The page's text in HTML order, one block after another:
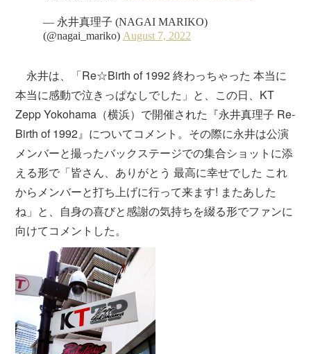
永井は、「Re☆Birth of 1992 終わっちゃった 本当に
本当に感動で泣きっぱなしでした」と、この日、KT
Zepp Yokohama（横浜）で開催された『永井真理子 Re-
Birth of 1992』についてコメント。その際に永井は公演
メンバーと撮ったバックステージでの集合ショットに添
える形で「皆さん、ありがとう 最高に幸せでした これ
からメンバーと打ち上げに行って来ます! またあした
ね」と、自身の喜びと感謝の気持ちを綴る形でファンに
向けてコメントした。